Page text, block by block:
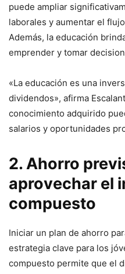
puede ampliar
laborales y aumentar el
Además, la educación
emprender y tomar
«La educación es una
dividendos», afirma
conocimiento adquirido
salarios y oportunidades
2. Ahorro
aprovechar el
compuesto
Iniciar un plan de ahorro
estrategia clave para los
compuesto permite que el